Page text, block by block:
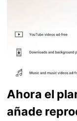
Ahora el
añade